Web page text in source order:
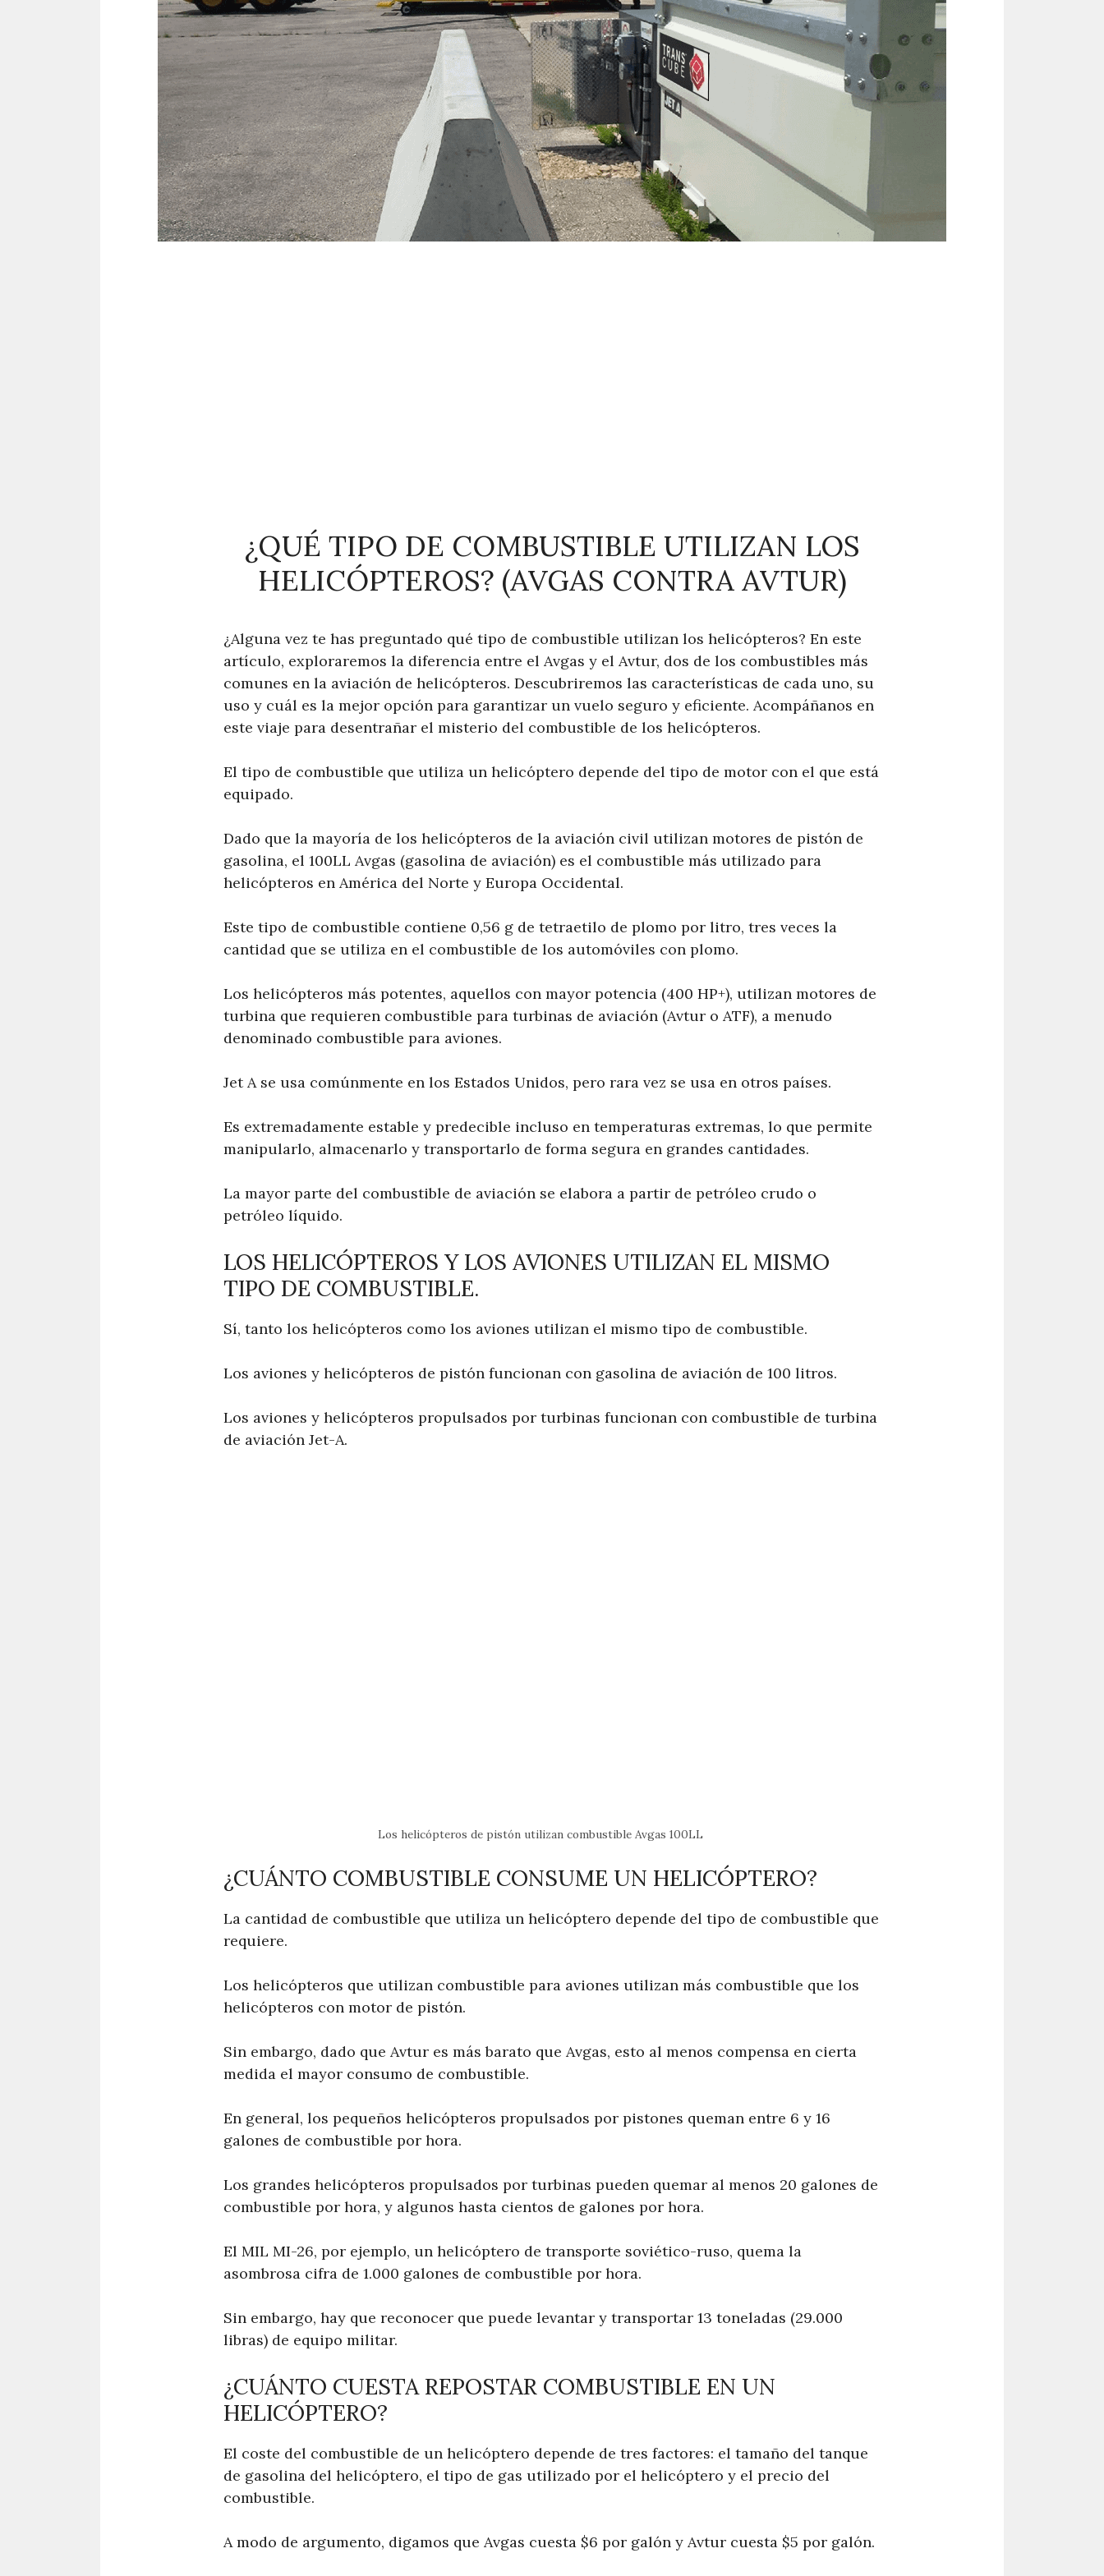
¿QUÉ TIPO DE COMBUSTIBLE UTILIZAN LOS
HELICÓPTEROS? (AVGAS CONTRA AVTUR)
¿Alguna vez te has preguntado qué tipo de combustible utilizan los helicópteros? En este
artículo, exploraremos la diferencia entre el Avgas y el Avtur, dos de los combustibles más
comunes en la aviación de helicópteros. Descubriremos las características de cada uno, su
uso y cuál es la mejor opción para garantizar un vuelo seguro y eficiente. Acompáñanos en
este viaje para desentrañar el misterio del combustible de los helicópteros.
El tipo de combustible que utiliza un helicóptero depende del tipo de motor con el que está
equipado.
Dado que la mayoría de los helicópteros de la aviación civil utilizan motores de pistón de
gasolina, el 100LL Avgas (gasolina de aviación) es el combustible más utilizado para
helicópteros en América del Norte y Europa Occidental.
Este tipo de combustible contiene 0,56 g de tetraetilo de plomo por litro, tres veces la
cantidad que se utiliza en el combustible de los automóviles con plomo.
Los helicópteros más potentes, aquellos con mayor potencia (400 HP+), utilizan motores de
turbina que requieren combustible para turbinas de aviación (Avtur o ATF), a menudo
denominado combustible para aviones.
Jet A se usa comúnmente en los Estados Unidos, pero rara vez se usa en otros países.
Es extremadamente estable y predecible incluso en temperaturas extremas, lo que permite
manipularlo, almacenarlo y transportarlo de forma segura en grandes cantidades.
La mayor parte del combustible de aviación se elabora a partir de petróleo crudo o
petróleo líquido.
LOS HELICÓPTEROS Y LOS AVIONES UTILIZAN EL MISMO
TIPO DE COMBUSTIBLE.
Sí, tanto los helicópteros como los aviones utilizan el mismo tipo de combustible.
Los aviones y helicópteros de pistón funcionan con gasolina de aviación de 100 litros.
Los aviones y helicópteros propulsados ​​por turbinas funcionan con combustible de turbina
de aviación Jet-A.
Los helicópteros de pistón utilizan combustible Avgas 100LL
¿CUÁNTO COMBUSTIBLE CONSUME UN HELICÓPTERO?
La cantidad de combustible que utiliza un helicóptero depende del tipo de combustible que
requiere.
Los helicópteros que utilizan combustible para aviones utilizan más combustible que los
helicópteros con motor de pistón.
Sin embargo, dado que Avtur es más barato que Avgas, esto al menos compensa en cierta
medida el mayor consumo de combustible.
En general, los pequeños helicópteros propulsados ​​por pistones queman entre 6 y 16
galones de combustible por hora.
Los grandes helicópteros propulsados ​​por turbinas pueden quemar al menos 20 galones de
combustible por hora, y algunos hasta cientos de galones por hora.
El MIL MI-26, por ejemplo, un helicóptero de transporte soviético-ruso, quema la
asombrosa cifra de 1.000 galones de combustible por hora.
Sin embargo, hay que reconocer que puede levantar y transportar 13 toneladas (29.000
libras) de equipo militar.
¿CUÁNTO CUESTA REPOSTAR COMBUSTIBLE EN UN
HELICÓPTERO?
El coste del combustible de un helicóptero depende de tres factores: el tamaño del tanque
de gasolina del helicóptero, el tipo de gas utilizado por el helicóptero y el precio del
combustible.
A modo de argumento, digamos que Avgas cuesta $6 por galón y Avtur cuesta $5 por galón.